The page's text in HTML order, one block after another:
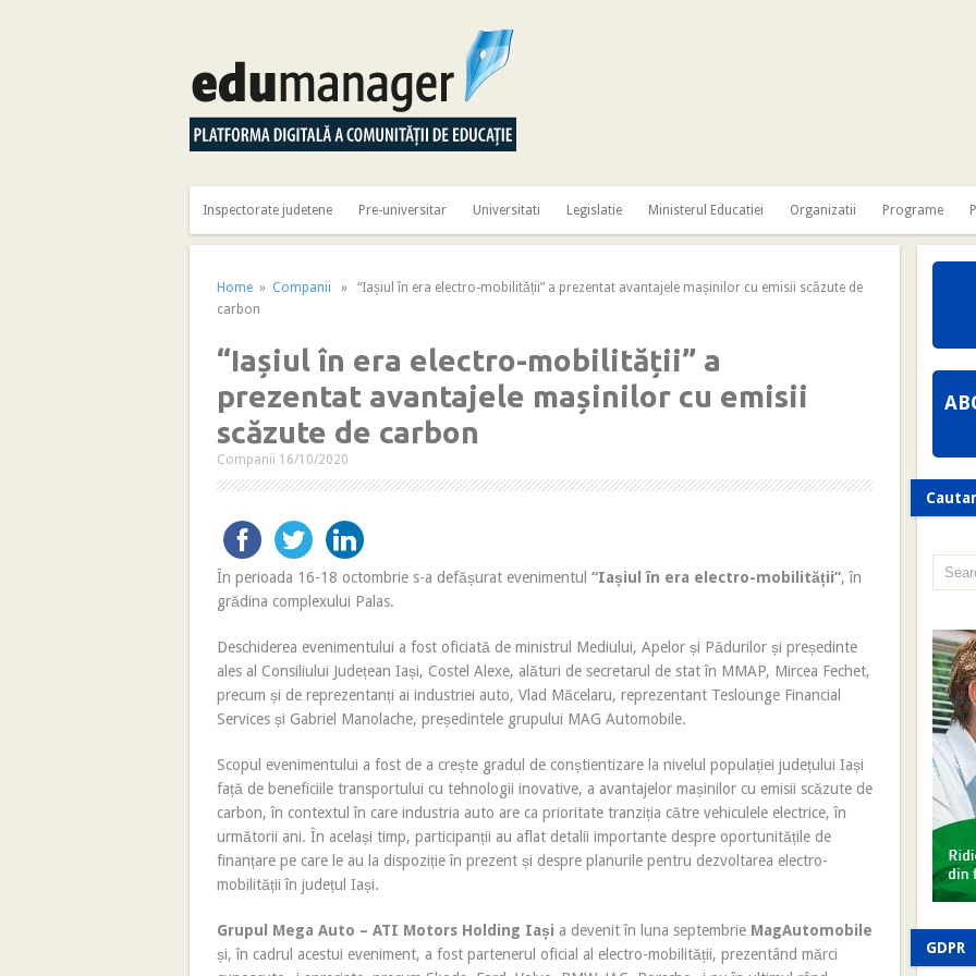
Inspectorate judetene Pre-universitar Universitati Legislatie Ministerul Educatiei Organizatii Programe
Home » Companii » “Iașiul în era electro-mobilității” a prezentat avantajele mașinilor cu emisii scăzute de
carbon
“Iașiul în era electro-mobilității” a
prezentat avantajele mașinilor cu emisii
scăzute de carbon
Companii 16/10/2020
În perioada 16-18 octombrie s-a defășurat evenimentul “Iașiul în era electro-mobilității”, în
grădina complexului Palas.
Deschiderea evenimentului a fost oficiată de ministrul Mediului, Apelor și Pădurilor și președinte
ales al Consiliului Județean Iași, Costel Alexe, alături de secretarul de stat în MMAP, Mircea Fechet,
precum și de reprezentanți ai industriei auto, Vlad Măcelaru, reprezentant Teslounge Financial
Services și Gabriel Manolache, președintele grupului MAG Automobile.
Scopul evenimentului a fost de a crește gradul de conștientizare la nivelul populației județului Iași
față de beneficiile transportului cu tehnologii inovative, a avantajelor mașinilor cu emisii scăzute de
carbon, în contextul în care industria auto are ca prioritate tranziția către vehiculele electrice, în
următorii ani. În același timp, participanții au aflat detalii importante despre oportunitățile de
finanțare pe care le au la dispoziție în prezent și despre planurile pentru dezvoltarea electro-
mobilității în județul Iași.
Grupul Mega Auto – ATI Motors Holding Iași a devenit în luna septembrie MagAutomobile
și, în cadrul acestui eveniment, a fost partenerul oficial al electro-mobilității, prezentând mărci
GDPR